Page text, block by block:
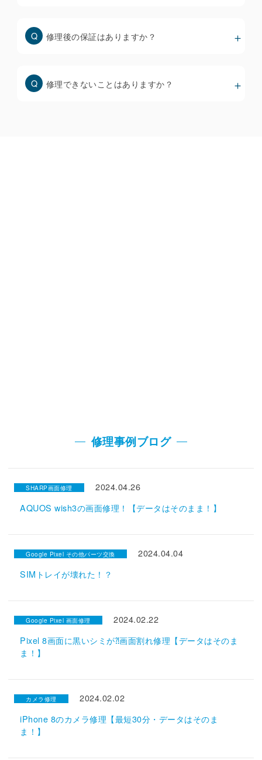
修理後の保証はありますか？
修理できないことはありますか？
修理事例ブログ
SHARP画面修理
2024.04.26
AQUOS wish3の画面修理！【データはそのまま！】
Google Pixel その他パーツ交換
2024.04.04
SIMトレイが壊れた！？
Google Pixel 画面修理
2024.02.22
Pixel 8画面に黒いシミが⁈画面割れ修理【データはそのま
ま！】
カメラ修理
2024.02.02
iPhone 8のカメラ修理【最短30分・データはそのま
ま！】